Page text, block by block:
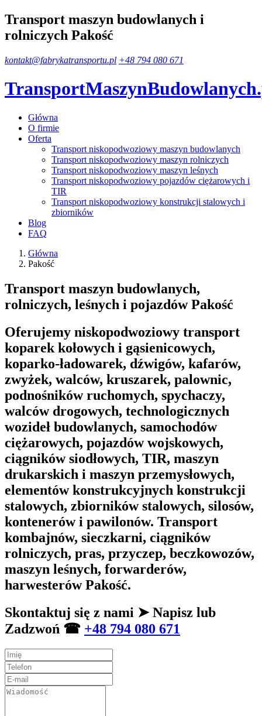
Transport maszyn budowlanych i
rolniczych Pakość
kontakt@fabrykatransportu.pl +48 794 080 671
TransportMaszynBudowlanych
Główna
O firmie
Oferta
Transport niskopodwoziowy maszyn budowlanych
Transport niskopodwoziowy maszyn rolniczych
Transport niskopodwoziowy maszyn leśnych
Transport niskopodwoziowy pojazdów ciężarowych i
TIR
Transport niskopodwoziowy konstrukcji stalowych i
zbiorników
Blog
FAQ
Główna
Pakość
Transport maszyn budowlanych,
rolniczych, leśnych i pojazdów Pakość
Oferujemy niskopodwoziowy transport
koparek kołowych i gąsienicowych,
koparko-ładowarek, dźwigów, kafarów,
zwyżek, walców, kruszarek, palownic,
podnośników ruchomych, spychaczy,
walców drogowych, technologicznych
wozideł budowlanych, samochodów
ciężarowych, pojazdów wojskowych,
ciągników siodłowych, TIR, maszyn
drukarskich i maszyn przemysłowych,
elementów konstrukcyjnych konstrukcji
stalowych, zbiorników stalowych, silosów,
kontenerów i pawilonów. Transport
kombajnów, sieczkarni, ciągników
rolniczych, pras, przyczep, beczkowozów,
maszyn leśnych, forwarderów,
harwesterów Pakość.
Skontaktuj się z nami ➤ Napisz lub
Zadzwoń ☎ +48 794 080 671